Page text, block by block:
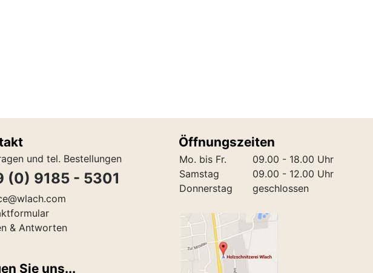
und tel. Bestellungen
(0) 9185 - 5301
& Antworten
Sie uns...
Öffnungszeiten
Mo. bis Fr.
Samstag
Donnerstag
09.00 - 18.00 Uhr
09.00 - 12.00 Uhr
geschlossen